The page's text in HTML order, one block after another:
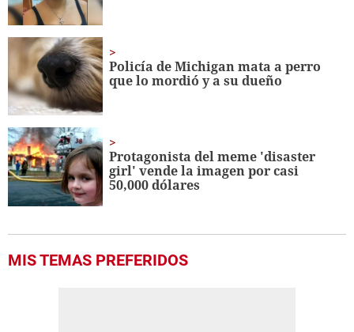
Policía de Michigan mata a perro
que lo mordió y a su dueño
Protagonista del meme 'disaster
girl' vende la imagen por casi
50,000 dólares
MIS TEMAS PREFERIDOS